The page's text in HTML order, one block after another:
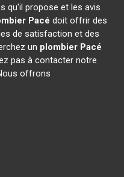
qu'il propose et les avis
Pacé doit offrir des
de satisfaction et des
un plombier Pacé
pas à contacter notre
offrons